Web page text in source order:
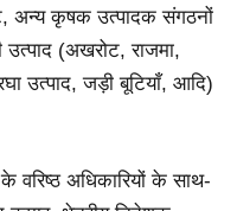
अन्य कृषक उत्पादक संगठनों
उत्पाद (अखरोट, राजमा,
उत्पाद, जड़ी बूटियाँ, आदि)
वरिष्ठ अधिकारियों के साथ-